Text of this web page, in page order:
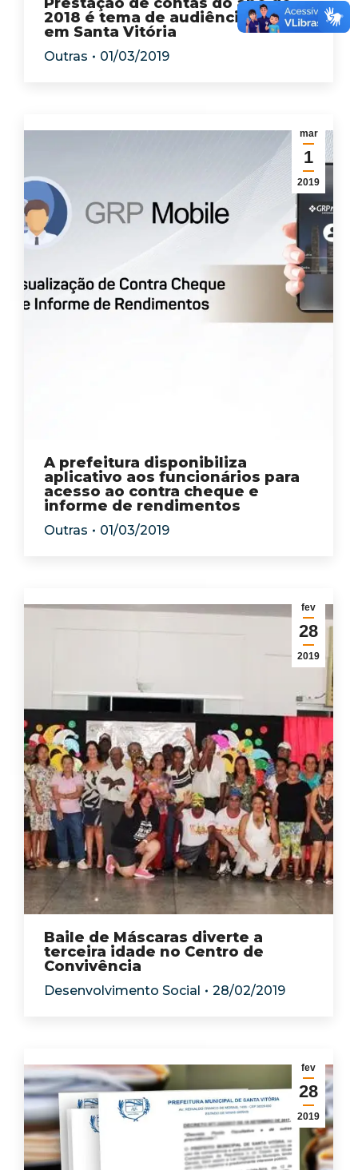
2018 é tema de audiência pública
em Santa Vitória
Outras 01/03/2019
mar
1
2019
A prefeitura disponibiliza
aplicativo aos funcionários para
acesso ao contra cheque e
informe de rendimentos
Outras 01/03/2019
fev
28
2019
Baile de Máscaras diverte a
terceira idade no Centro de
Convivência
Desenvolvimento Social 28/02/2019
fev
28
2019